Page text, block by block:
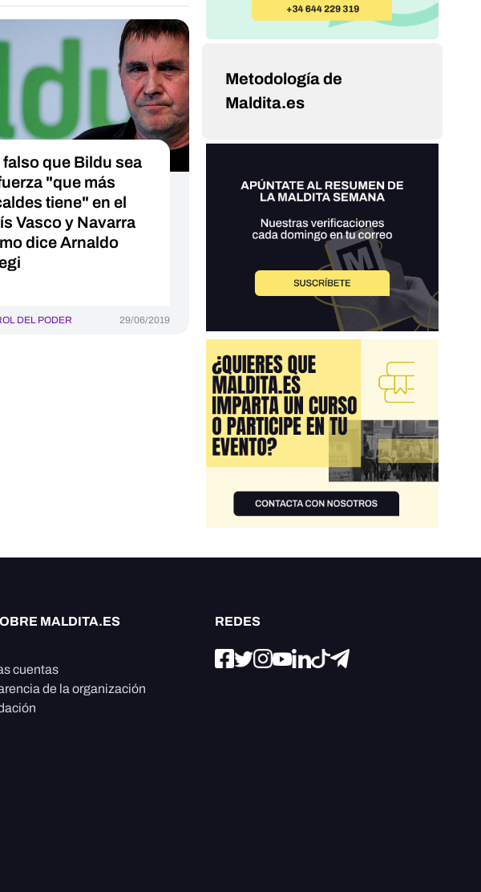
falso que Bildu sea
"que más
tiene" en el
Vasco y Navarra
dice Arnaldo
DEL PODER 29/06/2019
Metodología de
Maldita.es
MALDITA.ES
cuentas
de la organización
REDES